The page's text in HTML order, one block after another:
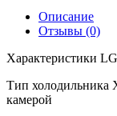
Описание
Отзывы (0)
Характеристики
Тип холодильника
камерой